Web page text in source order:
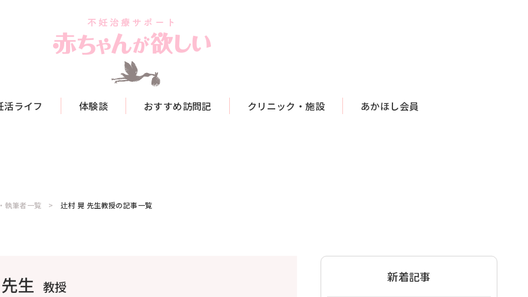
活ライフ 体験談 おすすめ訪問記 クリニック・施設 あかほし会員
執筆者一覧 辻村 晃 先生教授の記事一覧
生 教授
新着記事